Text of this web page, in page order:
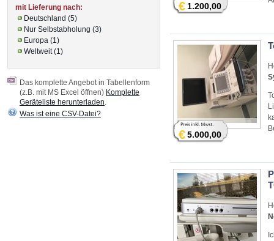
€1.200,00
€5.000,00
mit Lieferung nach:
Deutschland (5)
Nur Selbstabholung (3)
Europa (1)
Weltweit (1)
Das komplette Angebot in Tabellenform
(z.B. mit MS Excel öffnen) Komplette
Geräteliste herunterladen.
Was ist eine CSV-Datei?